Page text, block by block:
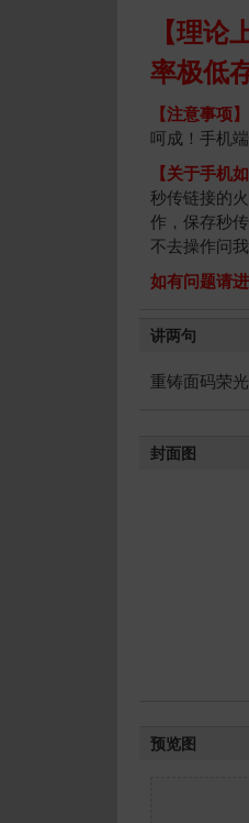
【理
率极低
【注意事项】
呵成！手机
【关于手机
秒传链接的
作，保存秒
不去操作问
如有问题请
讲两句
重铸面码荣
封面图
预览图